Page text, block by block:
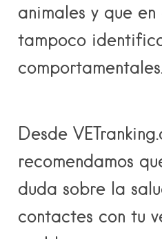
animales y que
tampoco
comportamentales.
Desde
recomendamos
duda sobre la
contactes con tu